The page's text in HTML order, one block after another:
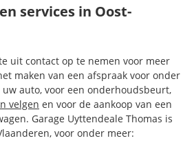
services in Oost-
uit contact op te nemen voor meer
maken van een afspraak voor onder
auto, voor een onderhoudsbeurt,
velgen en voor de aankoop van een
Garage Uyttendeale Thomas is
voor onder meer: